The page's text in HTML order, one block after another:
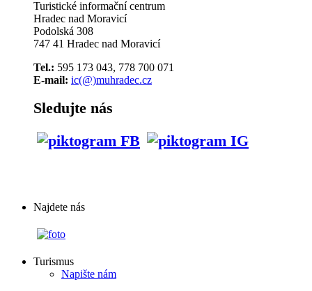
Turistické informační centrum
Hradec nad Moravicí
Podolská 308
747 41 Hradec nad Moravicí
Tel.: 595 173 043, 778 700 071
E-mail: ic(@)muhradec.cz
Sledujte nás
Najdete nás
Turismus
Napište nám